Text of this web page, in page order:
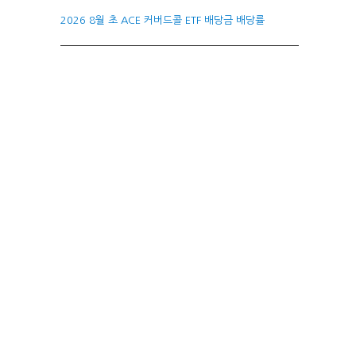
2026 8월 초 ACE 커버드콜 ETF 배당금 배당률